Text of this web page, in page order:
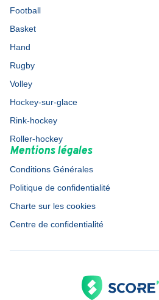
Football
Basket
Hand
Rugby
Volley
Hockey-sur-glace
Rink-hockey
Roller-hockey
Mentions légales
Conditions Générales
Politique de confidentialité
Charte sur les cookies
Centre de confidentialité